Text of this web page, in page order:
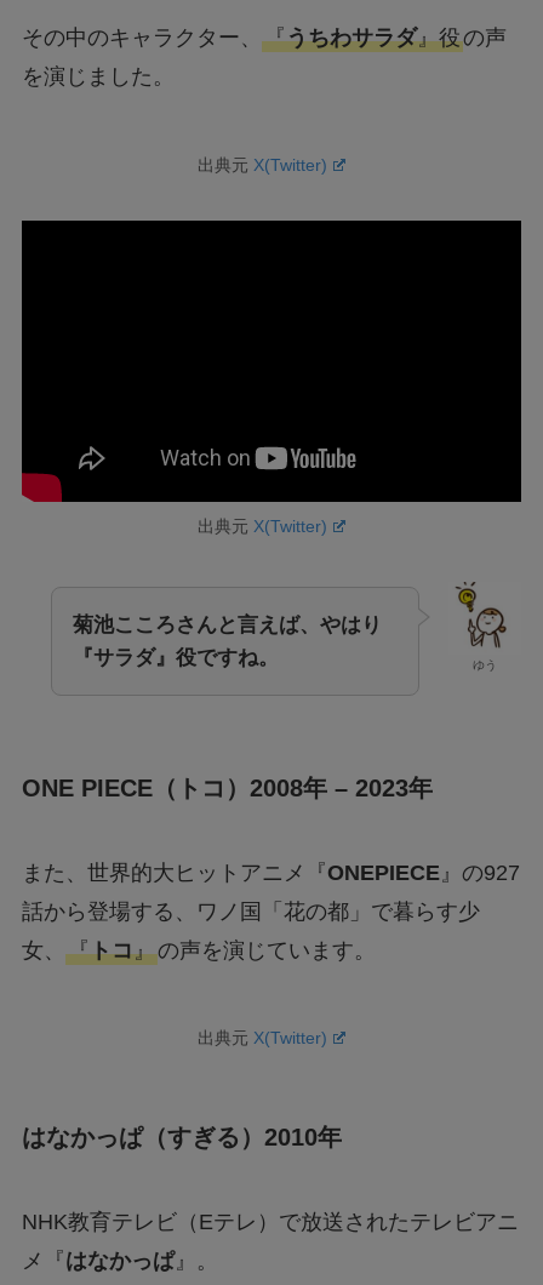
その中のキャラクター、 『うちわサラダ』役の声
を演じました。
出典元 X(Twitter)
出典元 X(Twitter)
ゆう
菊池こころさんと言えば、やはり
『サラダ』役ですね。
ONE PIECE（トコ）2008年 – 2023年
また、世界的大ヒットアニメ『ONEPIECE』の927
話から登場する、ワノ国「花の都」で暮らす少
女、 『トコ』の声を演じています。
出典元 X(Twitter)
はなかっぱ（すぎる）2010年
NHK教育テレビ（Eテレ）で放送されたテレビアニ
メ『はなかっぱ』。